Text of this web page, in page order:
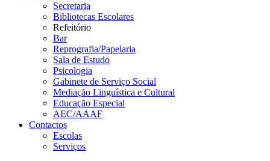
Secretaria
Bibliotecas Escolares
Refeitório
Bar
Reprografia/Papelaria
Sala de Estudo
Psicologia
Gabinete de Serviço Social
Mediação Linguística e Cultural
Educação Especial
AEC/AAAF
Contactos
Escolas
Serviços